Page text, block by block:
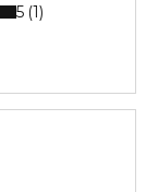
5 1